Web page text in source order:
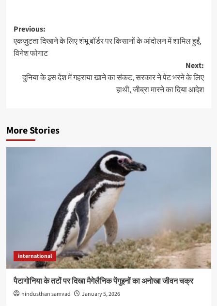
Post
navigation
Previous:
एकजुटता दिखाने के लिए शंभू बॉर्डर पर किसानों के आंदोलन में शामिल हुईं,
विनेश फोगाट
Next:
दुनिया के इस देश में गहराया खाने का संकट, सरकार ने पेट भरने के लिए
हाथी, जीब्रा मारने का दिया आदेश
More Stories
international
पैटागोनिया के तटों पर दिखा मैगेलैनिक पेंगुइनों का अनोखा जीवन चक्र
hindusthan samvad January 5, 2026